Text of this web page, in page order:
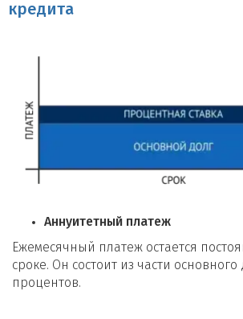
кредита
Аннуитетный платеж
Ежемесячный платеж остается
сроке. Он состоит из части основного
процентов.